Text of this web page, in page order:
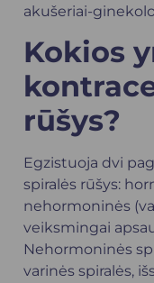
akušeriai-
Kokios
rūšys?
Egzistuoja dvi
spiralės rūšys:
nehormoninės
veiksmingai
Nehormoninės
varinės spiralės,